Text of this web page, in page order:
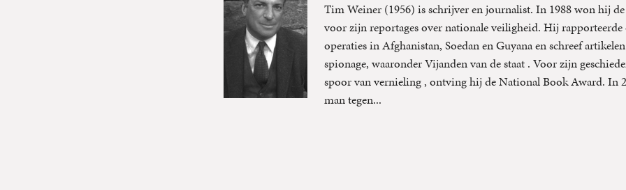
Tim Weiner (1956) is schrijver en journalist. In 1988 won hij
voor zijn reportages over nationale veiligheid. Hij rapporteerde
operaties in Afghanistan, Soedan en Guyana en schreef
spionage, waaronder Vijanden van de staat . Voor zijn
spoor van vernieling , ontving hij de National Book Award. In
man tegen...